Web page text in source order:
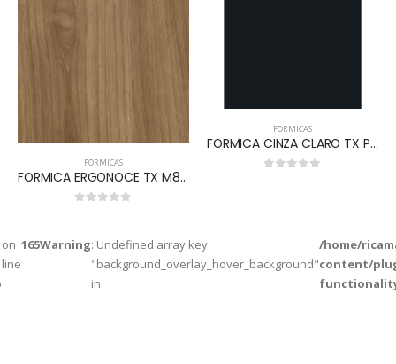
FORMICAS
FORMICA ERGONOCE TX M820
FORMICAS
FORMICA CINZA CLARO TX PF L119 GAV.01
on
line
165Warning: Undefined array key
"background_overlay_hover_background"
in
/home/
content/